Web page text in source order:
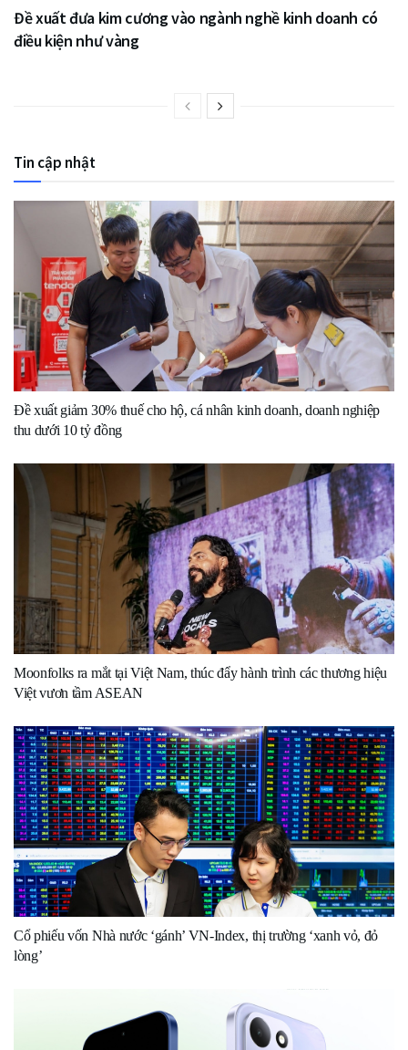
Đề xuất đưa kim cương vào ngành nghề kinh doanh có
điều kiện như vàng
Tin cập nhật
Đề xuất giảm 30% thuế cho hộ, cá nhân kinh doanh, doanh nghiệp
thu dưới 10 tỷ đồng
Moonfolks ra mắt tại Việt Nam, thúc đẩy hành trình các thương hiệu
Việt vươn tầm ASEAN
Cổ phiếu vốn Nhà nước ‘gánh’ VN-Index, thị trường ‘xanh vỏ, đỏ
lòng’